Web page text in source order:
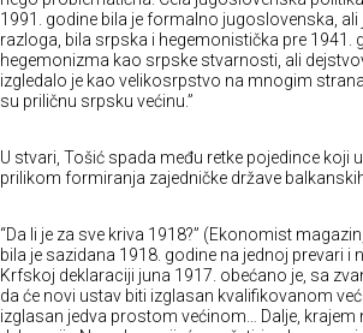
1991. godine bila je formalno jugoslovenska,
razloga, bila srpska i hegemonistička pre
hegemonizma kao srpske stvarnosti, ali
izgledalo je kao velikosrpstvo na mnogim
su priličnu srpsku većinu.”
U stvari, Tošić spada među retke pojedince koji
prilikom formiranja zajedničke države
“Da li je za sve kriva 1918?” (Ekonomist
bila je sazidana 1918. godine na jednoj prevari
Krfskoj deklaraciji juna 1917. obećano je, sa
da će novi ustav biti izglasan kvalifikovanom
izglasan jedva prostom većinom… Dalje,